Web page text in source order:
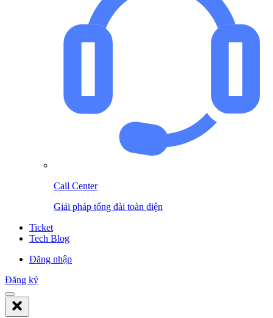
Call Center
Giải pháp tổng đài toàn diện
Ticket
Tech Blog
Đăng nhập
Đăng ký